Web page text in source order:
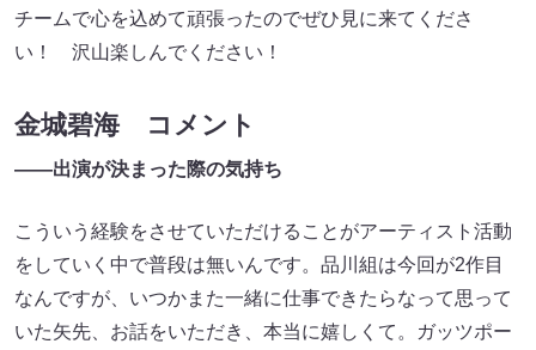
チームで心を込めて頑張ったのでぜひ見に来てくださ
い！ 沢山楽しんでください！
金城碧海 コメント
――出演が決まった際の気持ち
こういう経験をさせていただけることがアーティスト活動
をしていく中で普段は無いんです。品川組は今回が2作目
なんですが、いつかまた一緒に仕事できたらなって思って
いた矢先、お話をいただき、本当に嬉しくて。ガッツポー